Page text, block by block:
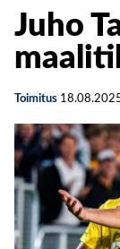
Juho
Toimitus